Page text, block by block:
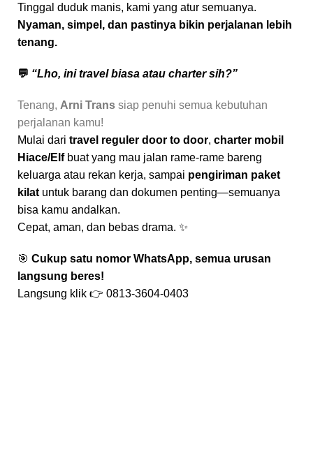
Tinggal duduk manis, kami yang atur semuanya.
Nyaman, simpel, dan pastinya bikin perjalanan lebih
tenang.
💬 “Lho, ini travel biasa atau charter sih?”
Tenang, Arni Trans siap penuhi semua kebutuhan
perjalanan kamu!
Mulai dari travel reguler door to door, charter mobil
Hiace/Elfbuat yang mau jalan rame-rame bareng
keluarga atau rekan kerja, sampai pengiriman paket
kilat untuk barang dan dokumen penting—semuanya
bisa kamu andalkan.
Cepat, aman, dan bebas drama. ✨
🎯 Cukup satu nomor WhatsApp, semua urusan
langsung beres!
Langsung klik 👉 0813-3604-0403